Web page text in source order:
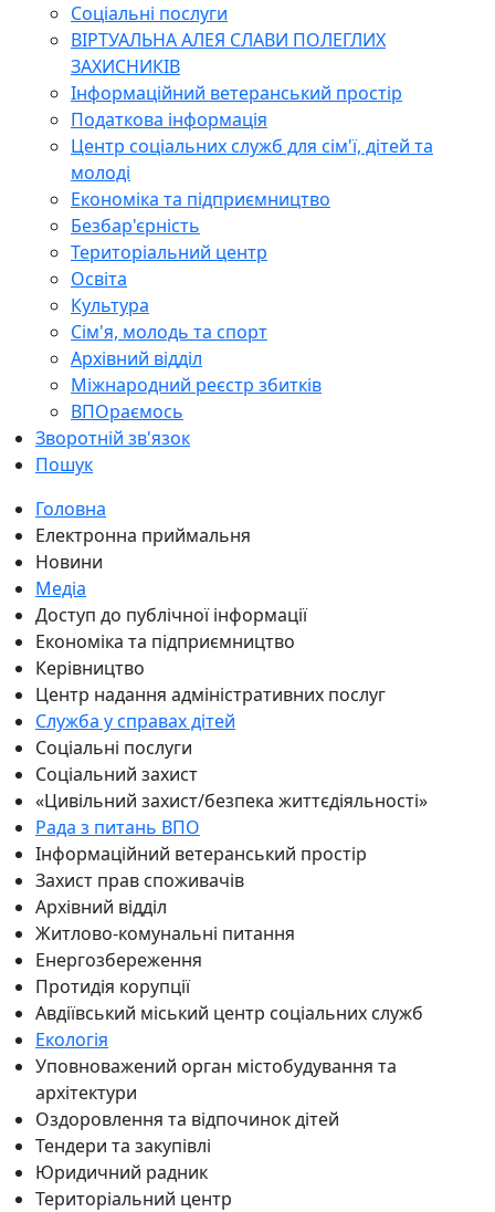
Соціальні послуги
ВІРТУАЛЬНА АЛЕЯ СЛАВИ ПОЛЕГЛИХ
ЗАХИСНИКІВ
Інформаційний ветеранський простір
Податкова інформація
Центр соціальних служб для сім'ї, дітей та
молоді
Економіка та підприємництво
Безбар'єрність
Територіальний центр
Освіта
Культура
Сім'я, молодь та спорт
Архівний відділ
Міжнародний реєстр збитків
ВПОраємось
Зворотній зв'язок
Пошук
Головна
Електронна приймальня
Новини
Медіа
Доступ до публічної інформації
Економіка та підприємництво
Керівництво
Центр надання адміністративних послуг
Служба у справах дітей
Соціальні послуги
Соціальний захист
«Цивільний захист/безпека життєдіяльності»
Рада з питань ВПО
Інформаційний ветеранський простір
Захист прав споживачів
Архівний відділ
Житлово-комунальні питання
Енергозбереження
Протидія корупції
Авдіївський міський центр соціальних служб
Екологія
Уповноважений орган містобудування та
архітектури
Оздоровлення та відпочинок дітей
Тендери та закупівлі
Юридичний радник
Територіальний центр